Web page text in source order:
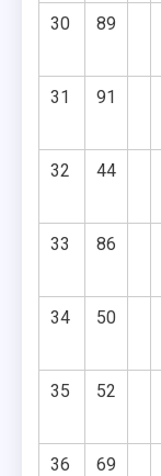
30 89
31 91
32 44
33 86
34 50
35 52
36 69